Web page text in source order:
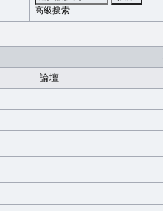
高級搜索
論壇